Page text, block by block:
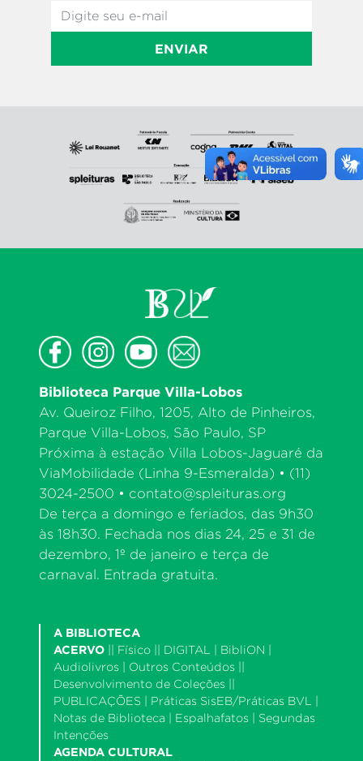
ENVIAR
Biblioteca Parque Villa-Lobos
Av. Queiroz Filho, 1205, Alto de Pinheiros,
Parque Villa-Lobos, São Paulo, SP
Próxima à estação Villa Lobos-Jaguaré da
ViaMobilidade (Linha 9-Esmeralda) • (11)
3024-2500 • contato@spleituras.org
De terça a domingo e feriados, das 9h30
às 18h30. Fechada nos dias 24, 25 e 31 de
dezembro, 1º de janeiro e terça de
carnaval. Entrada gratuita.
A BIBLIOTECA
ACERVO
Físico || DIGITAL | BibliON
Audiolivros
Outros Conteúdos
Desenvolvimento de Coleções
PUBLICAÇÕES | Práticas SisEB/Práticas BVL
Notas de Biblioteca
Espalhafatos
Segundas
Intenções
AGENDA CULTURAL